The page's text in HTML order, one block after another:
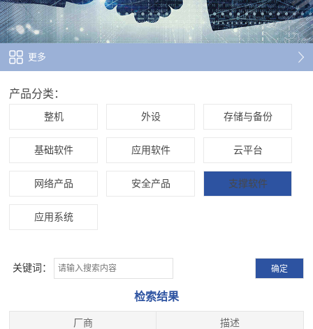
更多
检索结果
厂商 描述
产品分类：
整机 外设 存储与备份
基础软件 应用软件 云平台
网络产品 安全产品 支撑软件
应用系统
关键词：